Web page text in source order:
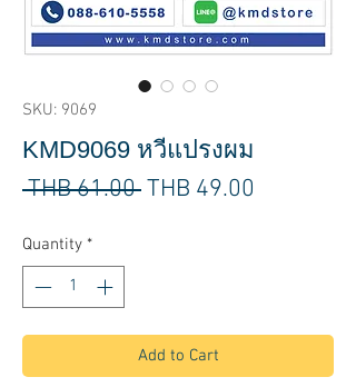
SKU: 9069
KMD9069 หวีแปรงผม
THB 61.00 Regular
THB 49.00
Quantity *
Add to Cart